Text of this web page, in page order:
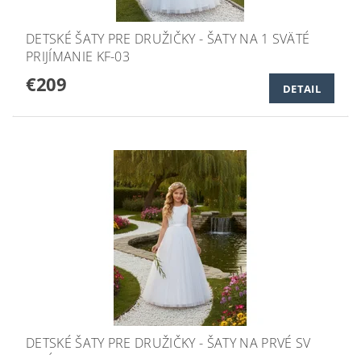
DETSKÉ ŠATY PRE DRUŽIČKY - ŠATY NA 1 SVÄTÉ
PRIJÍMANIE KF-03
€209 DETAIL
DETSKÉ ŠATY PRE DRUŽIČKY - ŠATY NA PRVÉ SV